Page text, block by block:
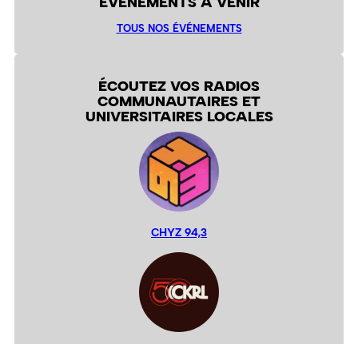
TOUS NOS ÉVÉNEMENTS
ÉCOUTEZ VOS RADIOS
COMMUNAUTAIRES ET
UNIVERSITAIRES LOCALES
CHYZ 94,3